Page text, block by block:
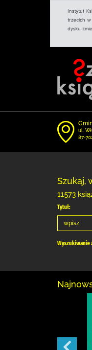
Instytut
trzecich w
dysku
ul.
87-
Szukaj,
11573
Tytuł:
Wyszukiwanie